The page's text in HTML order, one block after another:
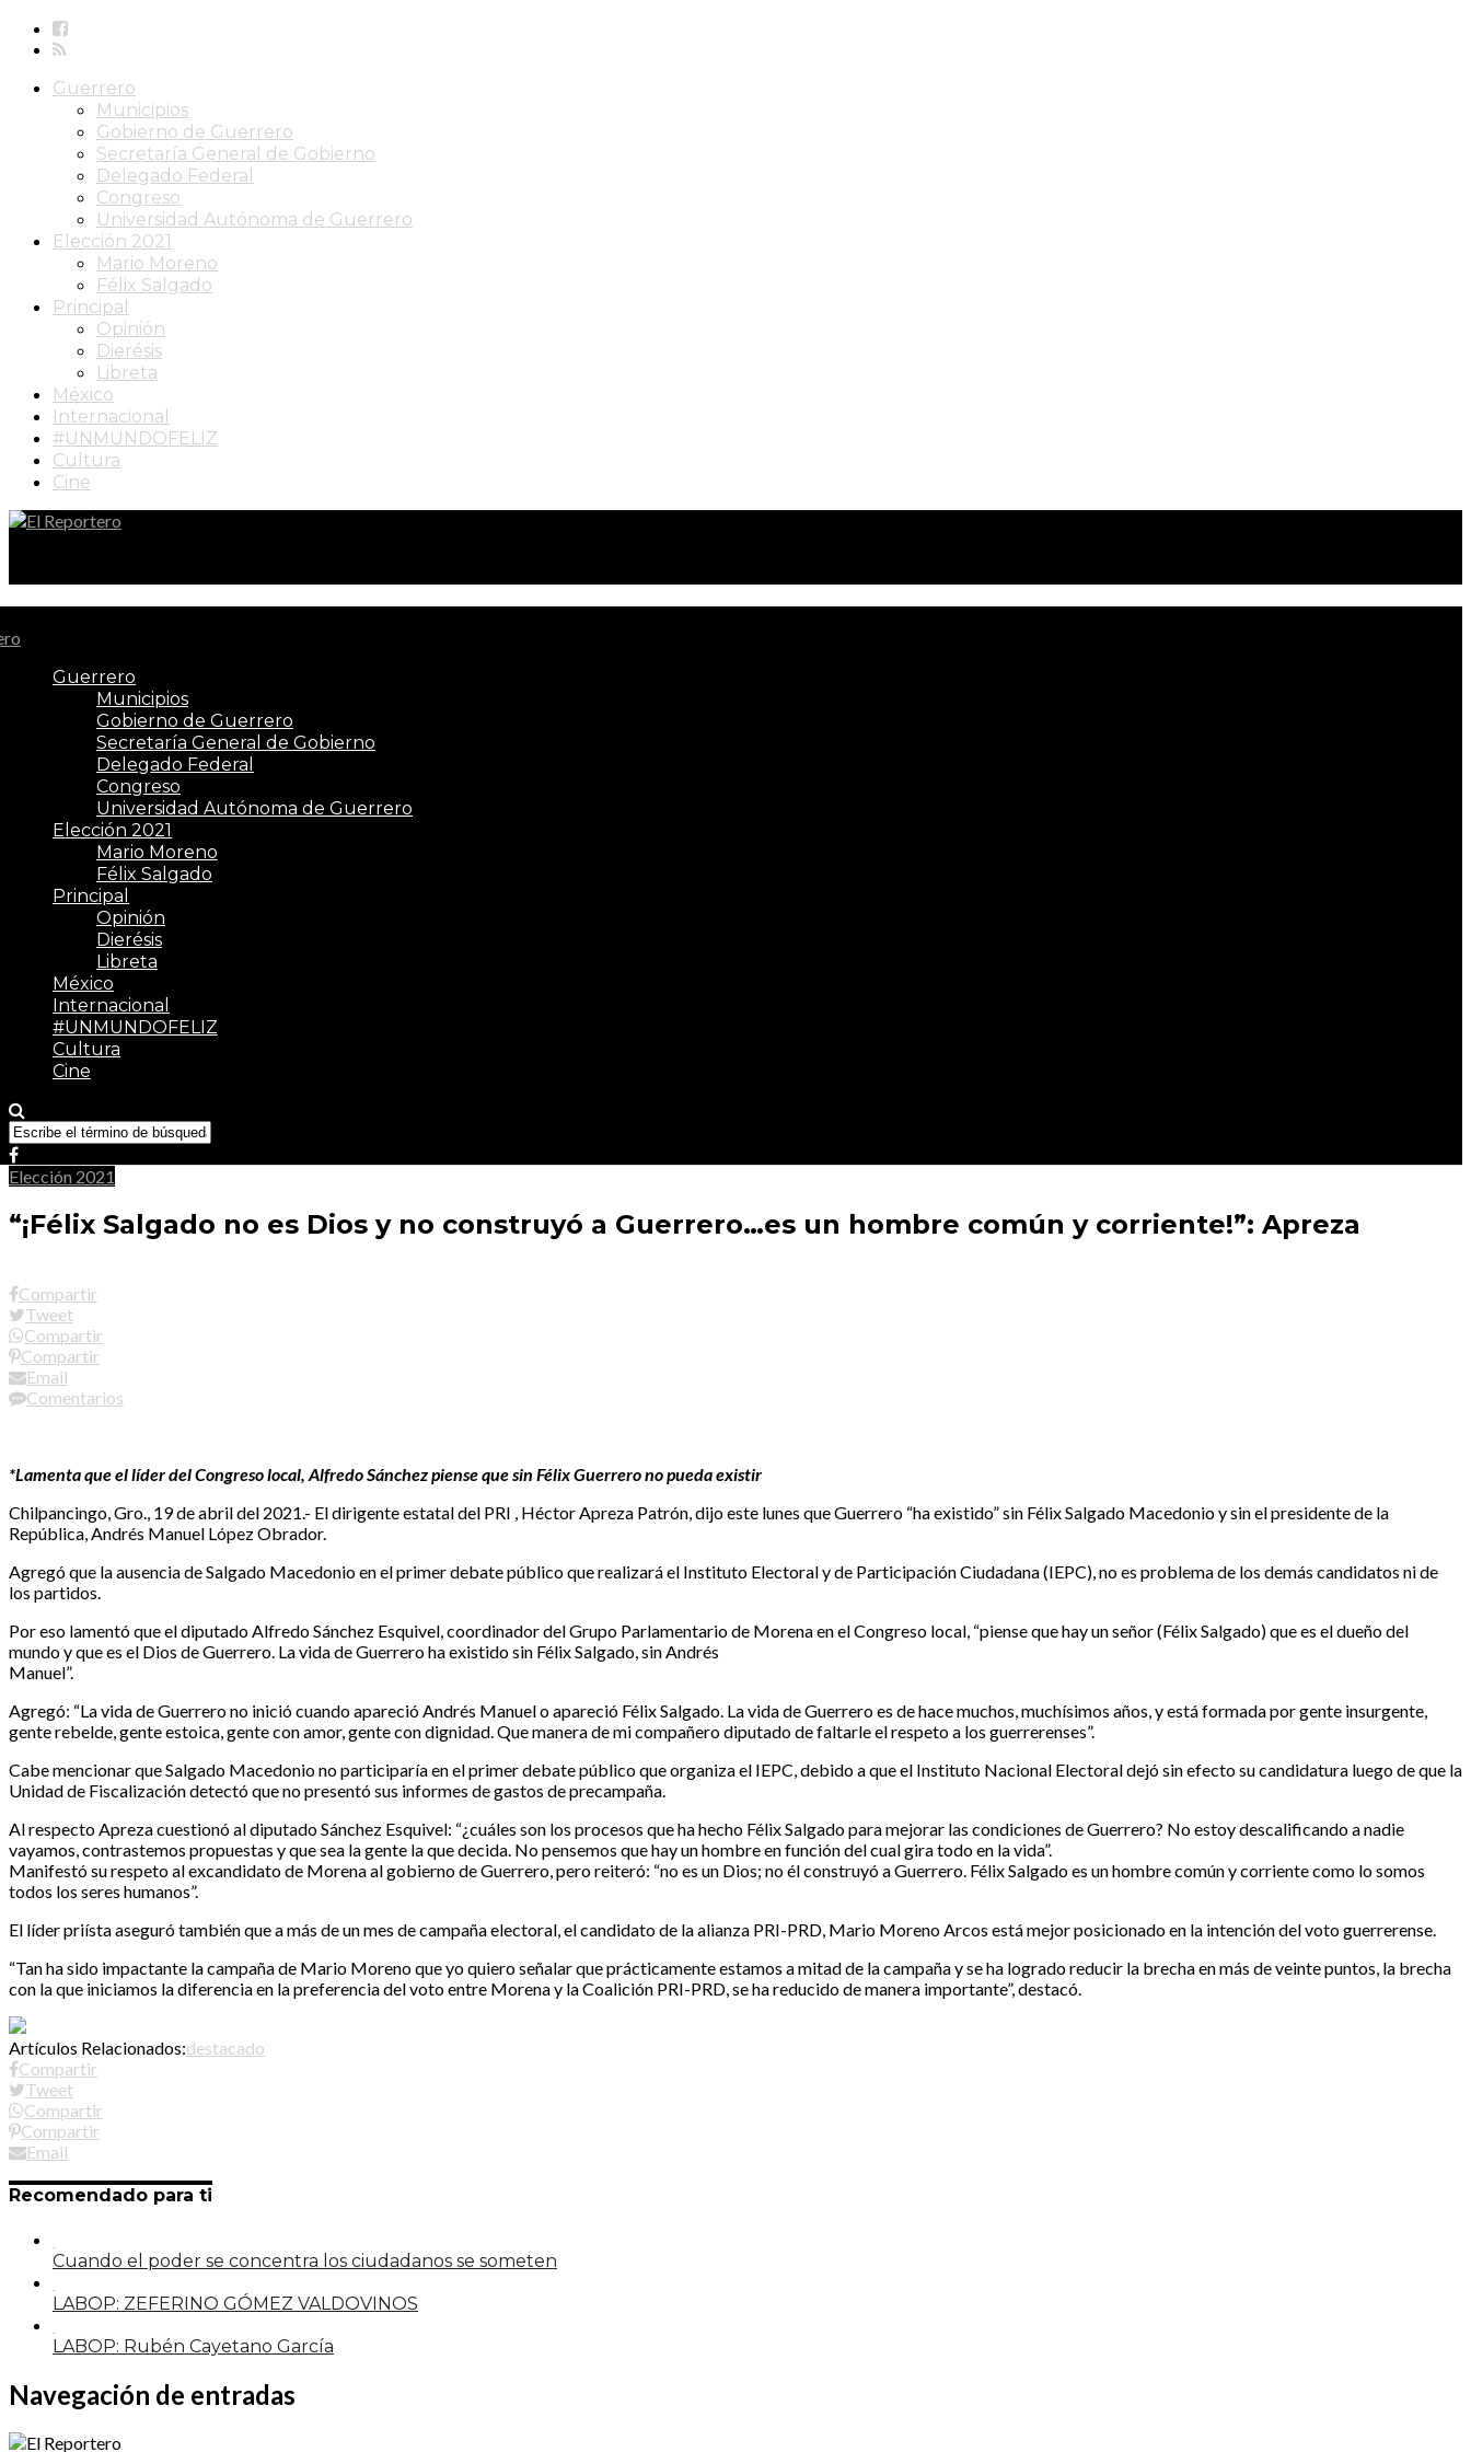
Guerrero
Municipios
Gobierno de Guerrero
Secretaría General de Gobierno
Delegado Federal
Congreso
Universidad Autónoma de Guerrero
Elección 2021
Mario Moreno
Félix Salgado
Principal
Opinión
Dierésis
Libreta
México
Internacional
#UNMUNDOFELIZ
Cultura
Cine
Guerrero
Municipios
Gobierno de Guerrero
Secretaría General de Gobierno
Delegado Federal
Congreso
Universidad Autónoma de Guerrero
Elección 2021
Mario Moreno
Félix Salgado
Principal
Opinión
Dierésis
Libreta
México
Internacional
#UNMUNDOFELIZ
Cultura
Cine
Elección 2021
“¡Félix Salgado no es Dios y no construyó a Guerrero…es un hombre común y corriente!”: Apreza
Compartir
Tweet
Compartir
Compartir
Email
Comentarios
*Lamenta que el líder del Congreso local, Alfredo Sánchez piense que sin Félix Guerrero no pueda existir
Chilpancingo, Gro., 19 de abril del 2021.- El dirigente estatal del PRI , Héctor Apreza Patrón, dijo este lunes que Guerrero “ha existido” sin Félix Salgado Macedonio y sin el presidente de la
República, Andrés Manuel López Obrador.
Agregó que la ausencia de Salgado Macedonio en el primer debate público que realizará el Instituto Electoral y de Participación Ciudadana (IEPC), no es problema de los demás candidatos ni de
los partidos.
Por eso lamentó que el diputado Alfredo Sánchez Esquivel, coordinador del Grupo Parlamentario de Morena en el Congreso local, “piense que hay un señor (Félix Salgado) que es el dueño del
mundo y que es el Dios de Guerrero. La vida de Guerrero ha existido sin Félix Salgado, sin Andrés
Manuel”.
Agregó: “La vida de Guerrero no inició cuando apareció Andrés Manuel o apareció Félix Salgado. La vida de Guerrero es de hace muchos, muchísimos años, y está formada por gente insurgente,
gente rebelde, gente estoica, gente con amor, gente con dignidad. Que manera de mi compañero diputado de faltarle el respeto a los guerrerenses”.
Cabe mencionar que Salgado Macedonio no participaría en el primer debate público que organiza el IEPC, debido a que el Instituto Nacional Electoral dejó sin efecto su candidatura luego de que la
Unidad de Fiscalización detectó que no presentó sus informes de gastos de precampaña.
Al respecto Apreza cuestionó al diputado Sánchez Esquivel: “¿cuáles son los procesos que ha hecho Félix Salgado para mejorar las condiciones de Guerrero? No estoy descalificando a nadie
vayamos, contrastemos propuestas y que sea la gente la que decida. No pensemos que hay un hombre en función del cual gira todo en la vida”.
Manifestó su respeto al excandidato de Morena al gobierno de Guerrero, pero reiteró: “no es un Dios; no él construyó a Guerrero. Félix Salgado es un hombre común y corriente como lo somos
todos los seres humanos”.
El líder priísta aseguró también que a más de un mes de campaña electoral, el candidato de la alianza PRI-PRD, Mario Moreno Arcos está mejor posicionado en la intención del voto guerrerense.
“Tan ha sido impactante la campaña de Mario Moreno que yo quiero señalar que prácticamente estamos a mitad de la campaña y se ha logrado reducir la brecha en más de veinte puntos, la brecha
con la que iniciamos la diferencia en la preferencia del voto entre Morena y la Coalición PRI-PRD, se ha reducido de manera importante”, destacó.
Artículos Relacionados:destacado
Compartir
Tweet
Compartir
Compartir
Email
Recomendado para ti
Cuando el poder se concentra los ciudadanos se someten
LABOP: ZEFERINO GÓMEZ VALDOVINOS
LABOP: Rubén Cayetano García
Navegación de entradas